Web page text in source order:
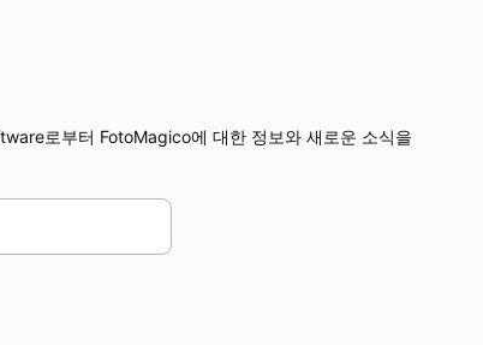
로부터 FotoMagico에 대한 정보와 새로운 소식을